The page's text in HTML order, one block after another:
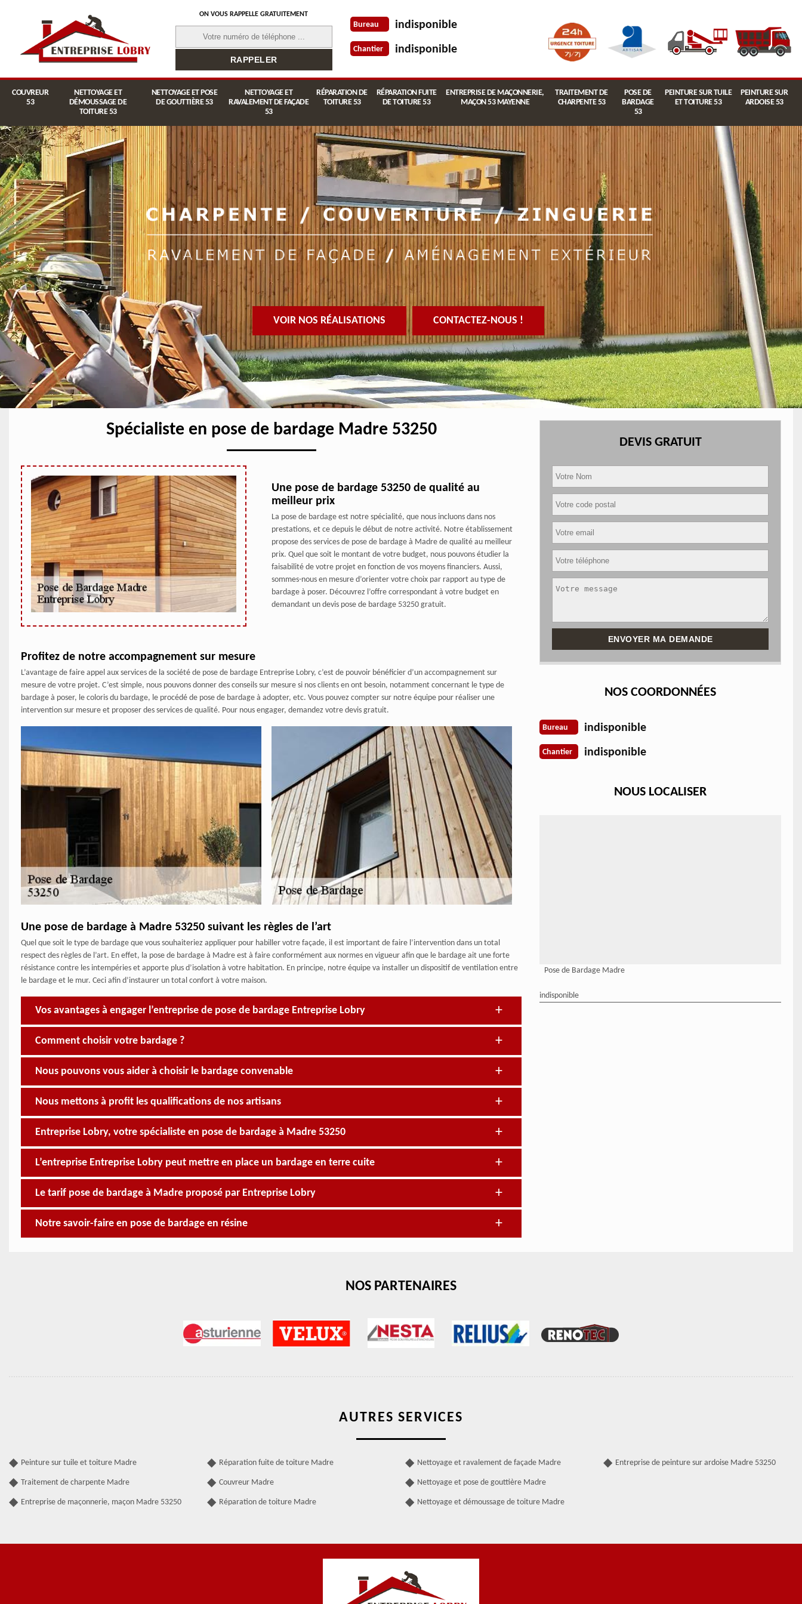
ON VOUS RAPPELLE GRATUITEMENT
Bureau indisponible
Chantier indisponible
COUVREUR
53
NETTOYAGE ET
DÉMOUSSAGE DE
TOITURE 53
NETTOYAGE ET POSE
DE GOUTTIÈRE 53
NETTOYAGE ET
RAVALEMENT DE FAÇADE
53
RÉPARATION DE
TOITURE 53
RÉPARATION FUITE
DE TOITURE 53
ENTREPRISE DE MAÇONNERIE,
MAÇON 53 MAYENNE
TRAITEMENT DE
CHARPENTE 53
POSE DE
BARDAGE
53
PEINTURE SUR TUILE
ET TOITURE 53
PEINTURE SUR
ARDOISE 53
VOIR NOS RÉALISATIONS CONTACTEZ-NOUS !
Spécialiste en pose de bardage Madre 53250
Une pose de bardage 53250 de qualité au
meilleur prix
La pose de bardage est notre spécialité, que nous incluons dans nos
prestations, et ce depuis le début de notre activité. Notre établissement
propose des services de pose de bardage à Madre de qualité au meilleur
prix. Quel que soit le montant de votre budget, nous pouvons étudier la
faisabilité de votre projet en fonction de vos moyens financiers. Aussi,
sommes-nous en mesure d’orienter votre choix par rapport au type de
bardage à poser. Découvrez l’offre correspondant à votre budget en
demandant un devis pose de bardage 53250 gratuit.
Profitez de notre accompagnement sur mesure
L’avantage de faire appel aux services de la société de pose de bardage Entreprise Lobry, c’est de pouvoir bénéficier d’un accompagnement sur
mesure de votre projet. C’est simple, nous pouvons donner des conseils sur mesure si nos clients en ont besoin, notamment concernant le type de
bardage à poser, le coloris du bardage, le procédé de pose de bardage à adopter, etc. Vous pouvez compter sur notre équipe pour réaliser une
intervention sur mesure et proposer des services de qualité. Pour nous engager, demandez votre devis gratuit.
Une pose de bardage à Madre 53250 suivant les règles de l’art
Quel que soit le type de bardage que vous souhaiteriez appliquer pour habiller votre façade, il est important de faire l’intervention dans un total
respect des règles de l’art. En effet, la pose de bardage à Madre est à faire conformément aux normes en vigueur afin que le bardage ait une forte
résistance contre les intempéries et apporte plus d’isolation à votre habitation. En principe, notre équipe va installer un dispositif de ventilation entre
le bardage et le mur. Ceci afin d’instaurer un total confort à votre maison.
Vos avantages à engager l’entreprise de pose de bardage Entreprise Lobry
Comment choisir votre bardage ?
Nous pouvons vous aider à choisir le bardage convenable
Nous mettons à profit les qualifications de nos artisans
Entreprise Lobry, votre spécialiste en pose de bardage à Madre 53250
L’entreprise Entreprise Lobry peut mettre en place un bardage en terre cuite
Le tarif pose de bardage à Madre proposé par Entreprise Lobry
Notre savoir-faire en pose de bardage en résine
DEVIS GRATUIT
NOS COORDONNÉES
Bureau indisponible
Chantier indisponible
NOUS LOCALISER
Pose de Bardage Madre
indisponible
NOS PARTENAIRES
AUTRES SERVICES
Peinture sur tuile et toiture Madre
Traitement de charpente Madre
Entreprise de maçonnerie, maçon Madre 53250
Réparation fuite de toiture Madre
Couvreur Madre
Réparation de toiture Madre
Nettoyage et ravalement de façade Madre
Nettoyage et pose de gouttière Madre
Nettoyage et démoussage de toiture Madre
Entreprise de peinture sur ardoise Madre 53250